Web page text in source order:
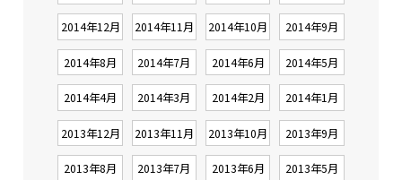
2014年12月 2014年11月 2014年10月 2014年9月
2014年8月 2014年7月 2014年6月 2014年5月
2014年4月 2014年3月 2014年2月 2014年1月
2013年12月 2013年11月 2013年10月 2013年9月
2013年8月 2013年7月 2013年6月 2013年5月